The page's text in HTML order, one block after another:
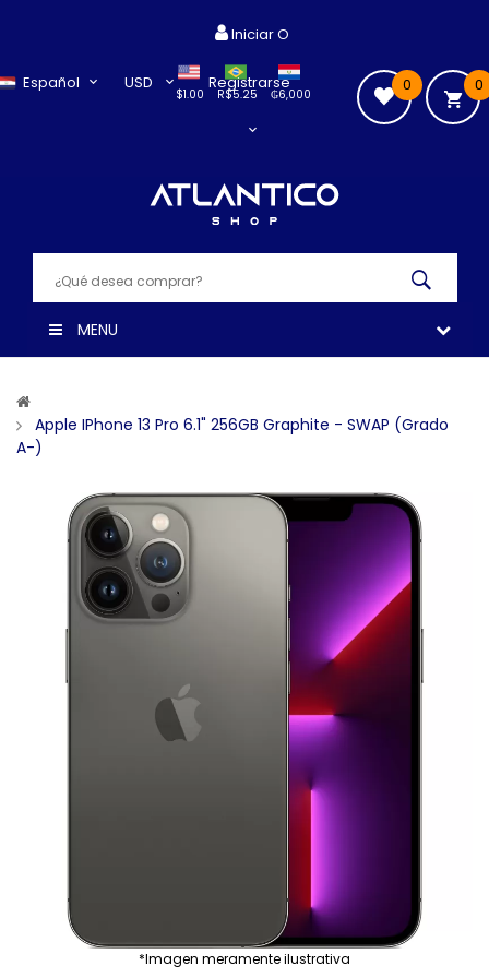
Español USD
$1.00 ₲6,000
R$5.25
Iniciar O
Registrarse 0
0
MENU
Apple IPhone 13 Pro 6.1" 256GB Graphite - SWAP (Grado
A-)
*Imagen meramente ilustrativa